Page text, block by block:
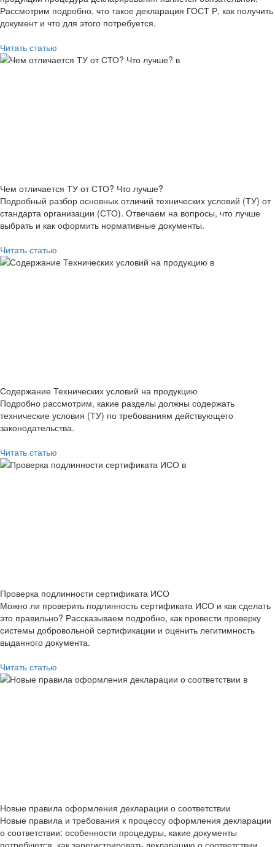
Рассмотрим подробно, что такое декларация ГОСТ Р, как получить
документ и что для этого потребуется.
Читать статью
Чем отличается ТУ от СТО? Что лучше?
Подробный разбор основных отличий технических условий (ТУ) от
стандарта организации (СТО). Отвечаем на вопросы, что лучше
выбрать и как оформить нормативные документы.
Читать статью
Содержание Технических условий на продукцию
Подробно рассмотрим, какие разделы должны содержать
технические условия (ТУ) по требованиям действующего
законодательства.
Читать статью
Проверка подлинности сертификата ИСО
Можно ли проверить подлинность сертификата ИСО и как сделать
это правильно? Рассказываем подробно, как провести проверку
системы добровольной сертификации и оценить легитимность
выданного документа.
Читать статью
Новые правила оформления декларации о соответствии
Новые правила и требования к процессу оформления декларации
о соответствии: особенности процедуры, какие документы
потребуются, как зарегистрировать декларацию о соответствии